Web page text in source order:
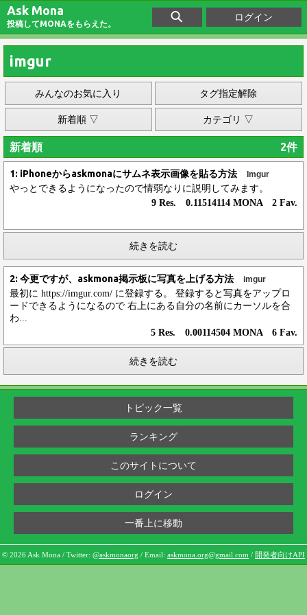
Ask Mona
投稿してMONAをもらえた。
ログイン
imgur
みんなのお気に入り タグ指定解除
新着順 ▽ カテゴリ ▽
新着順 2件
1: iPhoneからaskmonaにサムネ表示画像を貼る方法 Imgur
やっとできるようになったので情弱なりに説明してみます。
9 Res. 0.11514114 MONA 2 Fav.
続きを読む
2: 今更ですが、askmona掲示板に写真を上げる方法 imgur
最初に https://imgur.com/ に登録する。 登録すると写真をアップロ
ードできるようになるので 右上にある自分の名前にカーソルを合
わ...
5 Res. 0.00114504 MONA 6 Fav.
続きを読む
トピック一覧
ランキング
このサイトについて
ログイン
一番上に移動
© 2026 Ask Mona / Twitter: @askmonaorg / Email: askmona.org@gmail.com / 開発者向けAPI